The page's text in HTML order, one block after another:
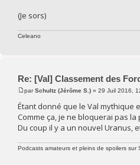
(Je sors)
Celeano
Re: [Val] Classement des
parSchultz (Jérôme S.) » 29 Juil 2016,
Étant donné que le Val mythique
Comme ça, je ne bloquerai pas
Du coup il y a un nouvel Uranus,
Podcasts amateurs et pleins de spoilers sur